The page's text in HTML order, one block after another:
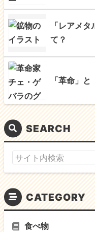
「レアメ
て？
「革命」
SEARCH
CATEGORY
食べ物